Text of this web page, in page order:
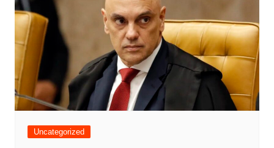
Uncategorized